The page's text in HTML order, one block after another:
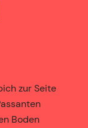
zur Seite
Boden